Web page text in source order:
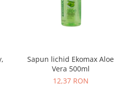
Sapun lichid Ekomax Aloe
Vera 500ml
12,37 RON